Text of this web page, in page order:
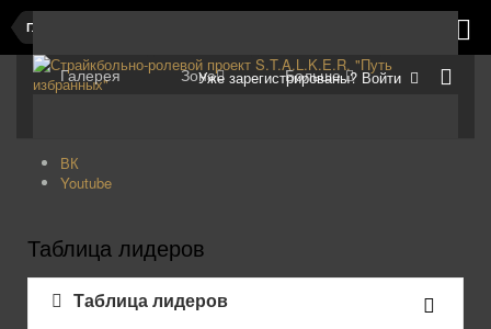
Главная
Уже зарегистрированы? Войти
Галерея Зона Больше
ВК
Youtube
Таблица лидеров
Таблица лидеров